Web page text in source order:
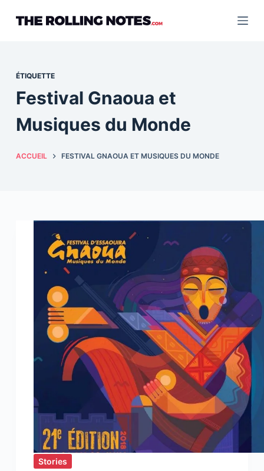
ÉTIQUETTE
Festival Gnaoua et
Musiques du Monde
ACCUEIL FESTIVAL GNAOUA ET MUSIQUES DU MONDE
Stories